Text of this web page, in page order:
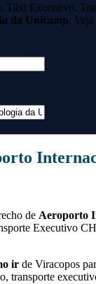
Táxi Executivo,
da Unicamp.
de Aeroporto
Executivo
ir de Viracopos
transporte